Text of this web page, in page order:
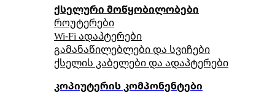
ქსელური მოწყობილობები
როუტერები
Wi-Fi ადაპტერები
გამანაწილებლები და სვიჩები
ქსელის კაბელები და ადაპტერები
კოპიუტერის კომპონენტები